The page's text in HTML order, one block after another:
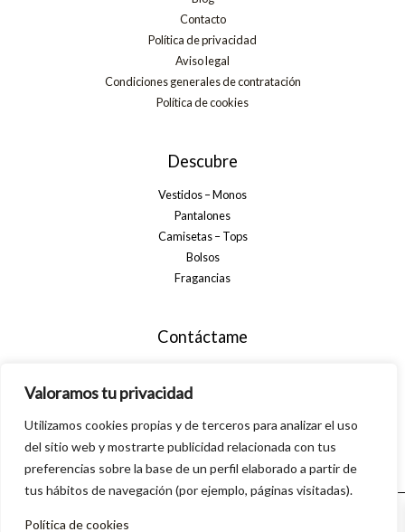
Valoramos tu privacidad
Utilizamos cookies propias y de terceros para analizar el uso
del sitio web y mostrarte publicidad relacionada con tus
preferencias sobre la base de un perfil elaborado a partir de
tus hábitos de navegación (por ejemplo, páginas visitadas).
Política de cookies
Contacto
Política de privacidad
Aviso legal
Condiciones generales de contratación
Política de cookies
Descubre
Vestidos – Monos
Pantalones
Camisetas – Tops
Bolsos
Fragancias
Contáctame
info@alsanamoda.com
C. Algarrobo, 40, 29560 Pizarra, Málaga
© 2026 Alsanamoda. Powered by Linkasoft